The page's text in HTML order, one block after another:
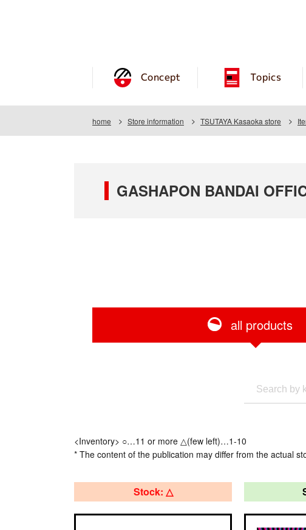
Concept Topics
home Store information TSUTAYA Kasaoka store
GASHAPON BANDAI
all products
<Inventory> ○…11 or more △(few left)…1-10
* The content of the publication may differ from the actual
Stock: △